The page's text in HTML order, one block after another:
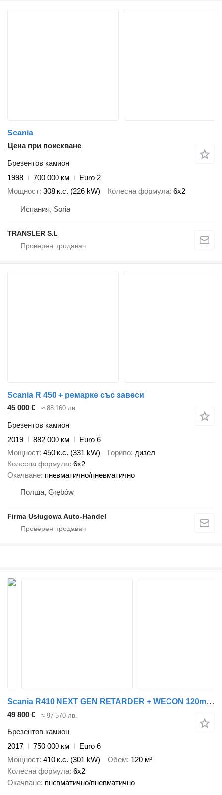
Scania
Цена при поискване
Брезентов камион
1998
700 000 км
Euro 2
Мощност 308 к.с. (226 kW) Колесна формула 6x2
Испания, Soria
TRANSLER S.L
Scania R 450 + ремарке със завеси
45 000 €
≈ 88 160 лв.
Брезентов камион
2019
882 000 км
Euro 6
Мощност 450 к.с. (331 kW) Гориво дизел
Колесна формула 6x2
Окачване пневматично/пневматично
Полша, Grębów
Firma Usługowa Auto-Handel
Scania R410 NEXT GEN RETARDER + WECON 120m3 / TANDEM + ремарке със завеси
49 800 € ≈ 97 570 лв.
Брезентов камион
2017
750 000 км
Euro 6
Мощност 410 к.с. (301 kW) Обем 120 м³
Колесна формула 6x2
Окачване пневматично/пневматично